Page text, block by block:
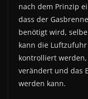
nach dem Prinzip
dass der
benötigt wird,
kann die
kontrolliert
verändert und das
werden kann.